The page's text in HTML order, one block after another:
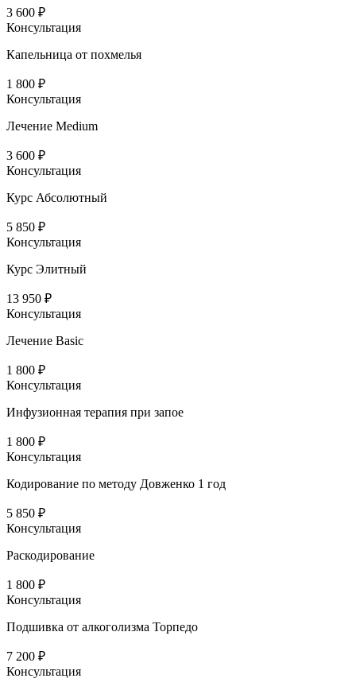
3 600 ₽
Консультация
Капельница от похмелья
1 800 ₽
Консультация
Лечение Medium
3 600 ₽
Консультация
Курс Абсолютный
5 850 ₽
Консультация
Курс Элитный
13 950 ₽
Консультация
Лечение Basic
1 800 ₽
Консультация
Инфузионная терапия при запое
1 800 ₽
Консультация
Кодирование по методу Довженко 1 год
5 850 ₽
Консультация
Раскодирование
1 800 ₽
Консультация
Подшивка от алкоголизма Торпедо
7 200 ₽
Консультация